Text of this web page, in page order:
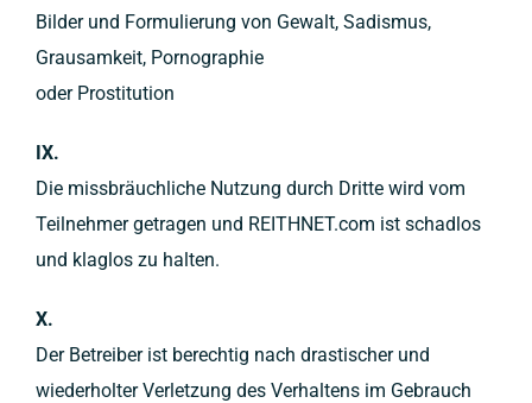
Bilder und Formulierung von Gewalt, Sadismus,
Grausamkeit, Pornographie
oder Prostitution
IX.
Die missbräuchliche Nutzung durch Dritte wird vom
Teilnehmer getragen und REITHNET.com ist schadlos
und klaglos zu halten.
X.
Der Betreiber ist berechtig nach drastischer und
wiederholter Verletzung des Verhaltens im Gebrauch